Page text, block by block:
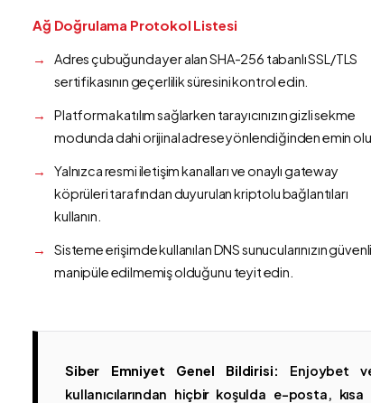
Ağ Doğrulama Protokol Listesi
Adres çubuğunda yer alan SHA-256 tabanlı SSL/TLS
sertifikasının geçerlilik süresini kontrol edin.
Platforma katılım sağlarken tarayıcınızın gizli sekme
modunda dahi orijinal adrese yönlendiğinden emin
Yalnızca resmi iletişim kanalları ve onaylı gateway
köprüleri tarafından duyurulan kriptolu bağlantıları
kullanın.
Sisteme erişimde kullanılan DNS sunucularınızın
manipüle edilmemiş olduğunu teyit edin.
Siber Emniyet Genel Bildirisi: Enjoybet
kullanıcılarından hiçbir koşulda e-posta,